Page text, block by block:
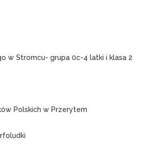
w Stromcu- grupa 0c-4 latki i klasa 2
Polskich w Przerytem